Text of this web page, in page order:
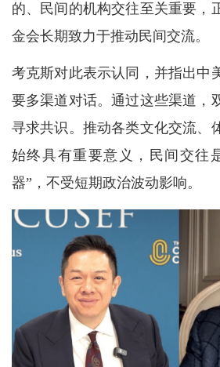
的、民间的机构交往至关重要，
金会长期致力于推动民间交流。
考克斯对此表示认同，并指出中
要多渠道对话。通过这些渠道，
寻求共识。推动各类文化交流、
始终具有重要意义，民间交往
器”，不受短期政治波动影响。